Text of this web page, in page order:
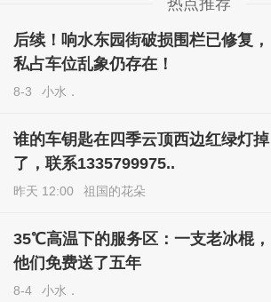
热点推荐
后续！响水东园街破损围栏已修复，
私占车位乱象仍存在！
8-3 小水．
谁的车钥匙在四季云顶西边红绿灯掉
了，联系1335799975..
昨天 12:00 祖国的花朵
35℃高温下的服务区：一支老冰棍，
他们免费送了五年
8-4 小水．